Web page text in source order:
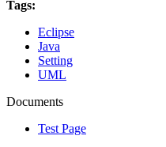
Tags:
Eclipse
Java
Setting
UML
Documents
Test Page